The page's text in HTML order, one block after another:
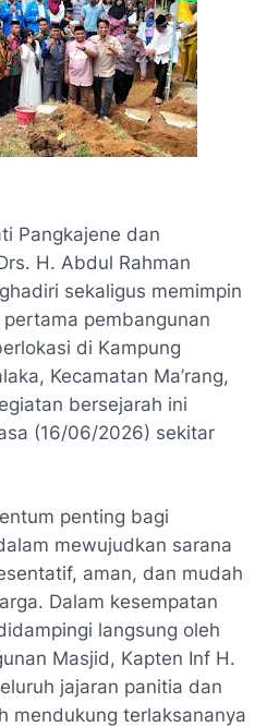
Pangkajene dan
H. Abdul Rahman
sekaligus memimpin
pembangunan
di Kampung
Kecamatan Ma’rang,
bersejarah ini
(16/06/2026) sekitar
penting bagi
mewujudkan sarana
aman, dan mudah
Dalam kesempatan
langsung oleh
Masjid, Kapten Inf H.
jajaran panitia dan
mendukung terlaksananya